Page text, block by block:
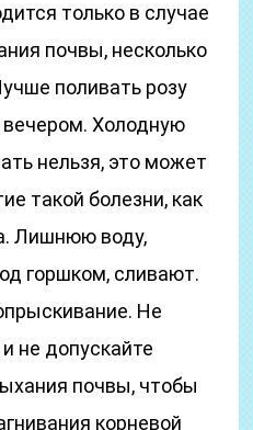
только в случае
почвы, несколько
поливать розу
вечером. Холодную
нельзя, это может
такой болезни, как
Лишнюю воду,
горшком, сливают.
Не
не допускайте
почвы, чтобы
корневой